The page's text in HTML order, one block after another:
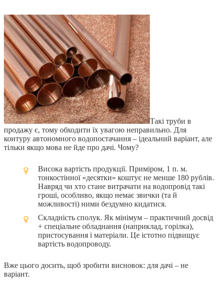
Такі труби в
продажу є, тому обходити їх увагою неправильно. Для
контуру автономного водопостачання – ідеальний варіант, але
тільки якщо мова не йде про дачі. Чому?
Висока вартість продукції. Приміром, 1 п. м.
тонкостінної «десятки» коштує не менше 180 рублів.
Навряд чи хто стане витрачати на водопровід такі
гроші, особливо, якщо немає звички (та й
можливості) ними бездумно кидатися.
Складність сполук. Як мінімум – практичний досвід
+ спеціальне обладнання (наприклад, горілка),
пристосування і матеріали. Це істотно підвищує
вартість водопроводу.
Вже цього досить, щоб зробити висновок: для дачі – не
варіант.